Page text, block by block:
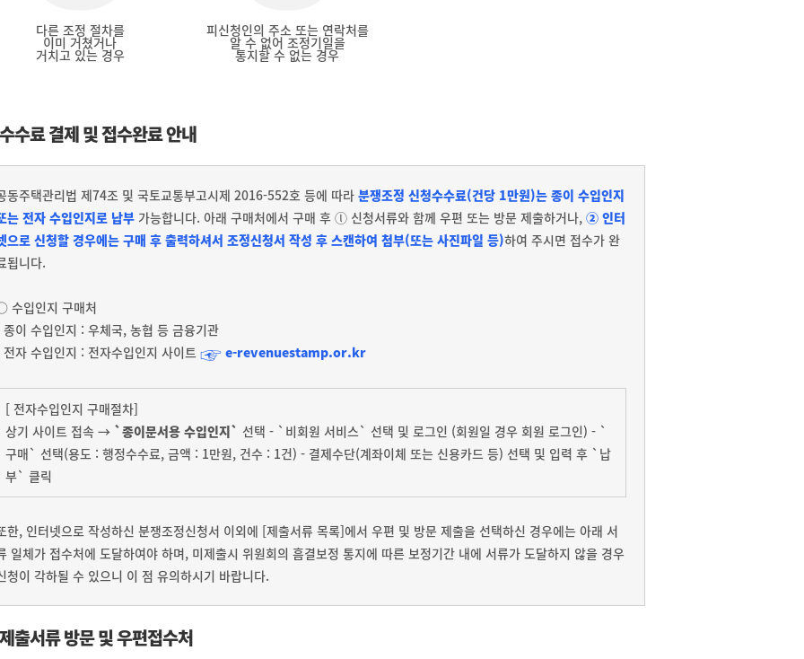
다른 조정 절차를
이미 거쳤거나
거치고 있는 경우
피신청인의 주소 또는 연락처를
알 수 없어 조정기일을
통지할 수 없는 경우
수수료 결제 및 접수완료 안내
동주택관리법 제74조 및 국토교통부고시제 2016-552호 등에 따라 분쟁조정 신청수수료(건당 1만원)는 종이 수입인지
는 전자 수입인지로 납부 가능합니다. 아래 구매처에서 구매 후 ⓛ 신청서류와 함께 우편 또는 방문 제출하거나, ② 인터
으로 신청할 경우에는 구매 후 출력하셔서 조정신청서 작성 후 스캔하여 첨부(또는 사진파일 등)하여 주시면 접수가 완
됩니다.
수입인지 구매처
이 수입인지 : 우체국, 농협 등 금융기관
자 수입인지 : 전자수입인지 사이트 ☞ e-revenuestamp.or.kr
[ 전자수입인지 구매절차]
상기 사이트 접속 → `종이문서용 수입인지` 선택 - `비회원 서비스` 선택 및 로그인 (회원일 경우 회원 로그인) - `
구매` 선택(용도 : 행정수수료, 금액 : 1만원, 건수 : 1건) - 결제수단(계좌이체 또는 신용카드 등) 선택 및 입력 후 `납
부` 클릭
한, 인터넷으로 작성하신 분쟁조정신청서 이외에 [제출서류 목록]에서 우편 및 방문 제출을 선택하신 경우에는 아래 서
일체가 접수처에 도달하여야 하며, 미제출시 위원회의 흠결보정 통지에 따른 보정기간 내에 서류가 도달하지 않을 경우
청이 각하될 수 있으니 이 점 유의하시기 바랍니다.
제출서류 방문 및 우편접수처